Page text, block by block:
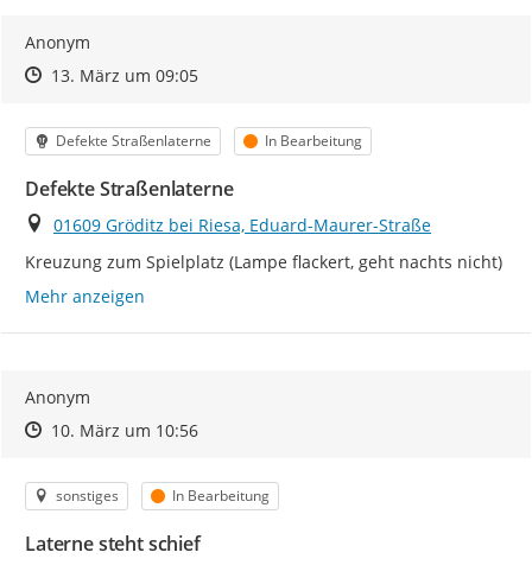
Anonym
Zeitpunkt des Erstellens
Zeitpunkt des Erstellens
13. März um 09:05Zur Äußerung
Kategorie
Defekte Straßenlaterne Status
In Bearbeitung
Defekte Straßenlaterne
Ort
01609 Gröditz bei Riesa, Eduard-Maurer-Straße
Kreuzung zum Spielplatz (Lampe flackert, geht nachts nicht)
Mehr anzeigen
Anonym
Zeitpunkt des Erstellens
Zeitpunkt des Erstellens
10. März um 10:56Zur Äußerung
Kategorie
sonstiges Status
In Bearbeitung
Laterne steht schief